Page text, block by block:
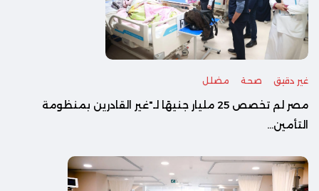
غير دقيق صحة مضلل
مصر لم تخصص 25 مليار جنيهًا لـ"غير القادرين بمنظومة
التأمين...